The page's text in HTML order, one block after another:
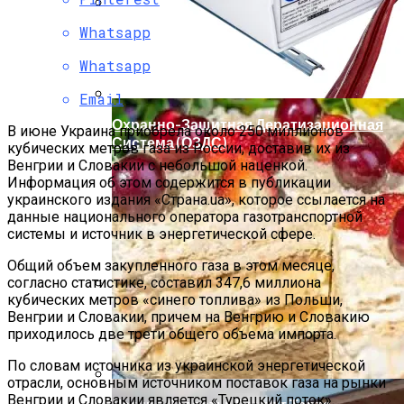
Как Правильно Выбрать Дом Для
Северной Стороны Участка
Мода Для Бизнес-Леди: Как Совмещать
Стиль И Предпринимательство
Охранно-Защитная Дератизационная
Система (ОЗДС)
Whatsapp
Whatsapp
Email
В июне Украина приобрела около 250 миллионов
кубических метров газа из России, доставив их из
Венгрии и Словакии с небольшой наценкой.
Информация об этом содержится в публикации
украинского издания «Страна.ua», которое ссылается на
данные национального оператора газотранспортной
системы и источник в энергетической сфере.
Общий объем закупленного газа в этом месяце,
согласно статистике, составил 347,6 миллиона
кубических метров «синего топлива» из Польши,
Венгрии и Словакии, причем на Венгрию и Словакию
приходилось две трети общего объема импорта.
По словам источника из украинской энергетической
отрасли, основным источником поставок газа на рынки
Венгрии и Словакии является «Турецкий поток».